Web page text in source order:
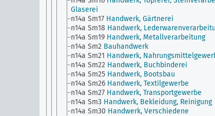
Glaserei
n14a Sm17 Handwerk, Gärtnerei
n14a Sm18 Handwerk,
n14a Sm19 Handwerk, Metallverarbeitung
n14a Sm2 Bauhandwerk
n14a Sm21 Handwerk,
n14a Sm22 Handwerk, Buchbinderei
n14a Sm25 Handwerk, Bootsbau
n14a Sm26 Handwerk, Textilgewerbe
n14a Sm27 Handwerk, Transportgewerbe
n14a Sm3 Handwerk, Bekleidung, Reinigung
n14a Sm30 Handwerk, Verschiedene